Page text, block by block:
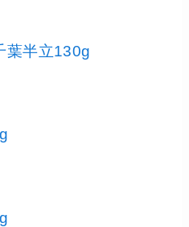
葉半立130g